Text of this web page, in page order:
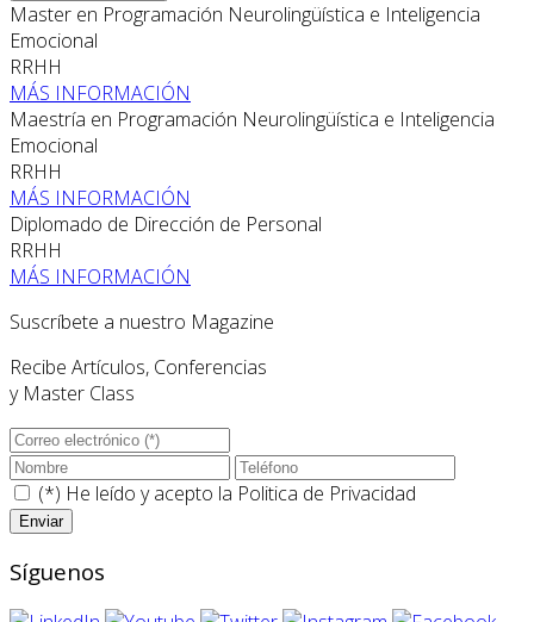
Master en Programación Neurolingüística e Inteligencia
Emocional
RRHH
MÁS INFORMACIÓN
Maestría en Programación Neurolingüística e Inteligencia
Emocional
RRHH
MÁS INFORMACIÓN
Diplomado de Dirección de Personal
RRHH
MÁS INFORMACIÓN
Suscríbete a nuestro Magazine
Recibe Artículos, Conferencias
y Master Class
(*) He leído y acepto la Politica de Privacidad
Síguenos